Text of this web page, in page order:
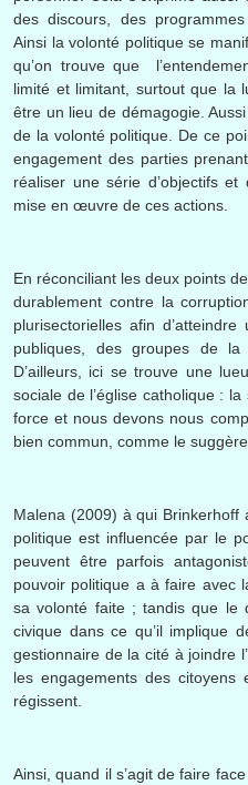
desdiscours , des programmes
Ainsi lavolonté politiquese
qu’on trouve que
limité et limitant surtout que la
être un lieu de démagogie.Aussi
de la volonté politique . De ce
engagement des parties
réaliser une série d’objectifset
mise en œuvre de ces actions.
En réconciliant les deux points
durablement contrela
plurisectorielles afin d’atteindre
publiques , desgroupes de
D’ailleurs
ici setrouve une
sociale de l’église catholique: la
force et nous devons nous
bien commun comme le suggère
Malena (2009) à qui Brinkerhoff
politique est influencée par le
peuvent être parfois
pouvoir politique aà faire avec
sa volonté faite;tandis que le
civique dans ce qu’il implique
gestionnaire de lacité à joindre
les engagements des citoyens
régissent
Ainsi ,quand il s’agitde faire